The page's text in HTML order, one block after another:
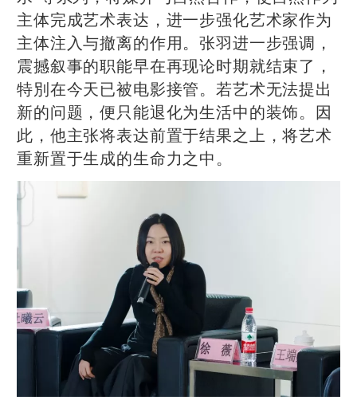
主体完成艺术表达，进一步强化艺术家作为
主体注入与撤离的作用。张羽进一步强调，
震撼叙事的职能早在再现论时期就结束了，
特別在今天已被电影接管。若艺术无法提出
新的问题，便只能退化为生活中的装饰。因
此，他主张将表达前置于结果之上，将艺术
重新置于生成的生命力之中。